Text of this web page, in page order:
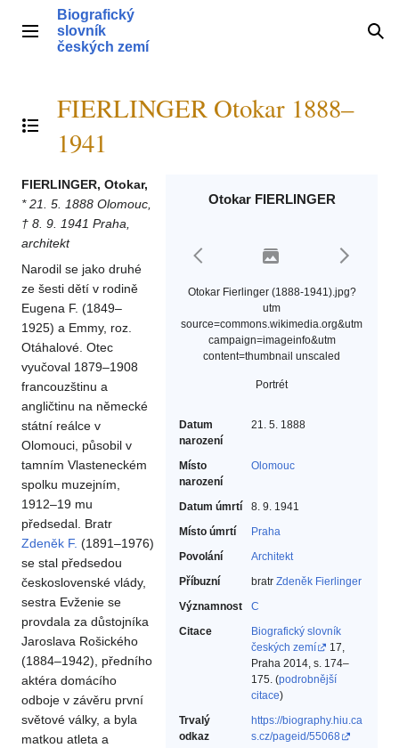
obsahHlavní menu
Biografický
slovník
českých zemí
Přepnout obsah
FIERLINGER Otokar 1888–
1941
Otokar FIERLINGER
Otokar Fierlinger (1888-1941).jpg?
utm
source=commons.wikimedia.org&utm
campaign=imageinfo&utm
content=thumbnail unscaled
Portrét
Datum
narození
21. 5. 1888
Místo
narození
Olomouc
Datum úmrtí
8. 9. 1941
Místo úmrtí
Praha
Povolání
Architekt‎
Příbuzní
bratr Zdeněk Fierlinger
Významnost
C
Citace
Biografický slovník
českých zemí
17,
Praha 2014, s. 174–
175. (podrobnější
citace)
Trvalý
odkaz
https://biography.hiu.ca
s.cz/pageid/55068
FIERLINGER, Otokar,
* 21. 5. 1888 Olomouc,
† 8. 9. 1941 Praha,
architekt
Narodil se jako druhé
ze šesti dětí v rodině
Eugena F. (1849–
1925) a Emmy, roz.
Otáhalové. Otec
vyučoval 1879–1908
francouzštinu a
angličtinu na německé
státní reálce v
Olomouci, působil v
tamním Vlasteneckém
spolku muzejním,
1912–19 mu
předsedal. Bratr
Zdeněk F. (1891–1976)
se stal předsedou
československé vlády,
sestra Evženie se
provdala za důstojníka
Jaroslava Rošického
(1884–1942), předního
aktéra domácího
odboje v závěru první
světové války, a byla
matkou atleta a